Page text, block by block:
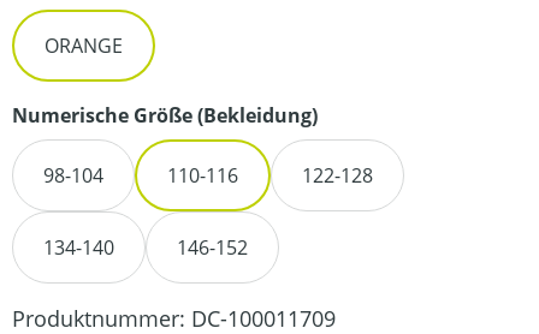
ORANGE
Numerische Größe (Bekleidung)auswählen
98-104 110-116 122-128
134-140 146-152
Produktnummer: DC-100011709